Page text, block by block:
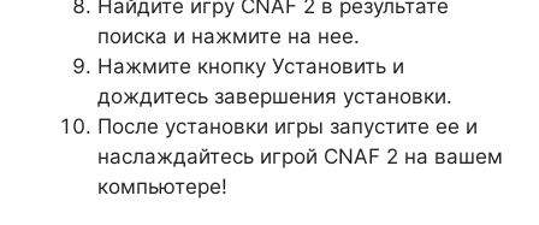
Найдите игру CNAF 2 в результате
поиска и нажмите на нее.
Нажмите кнопку Установить и
дождитесь завершения установки.
После установки игры запустите ее и
наслаждайтесь игрой CNAF 2 на вашем
компьютере!